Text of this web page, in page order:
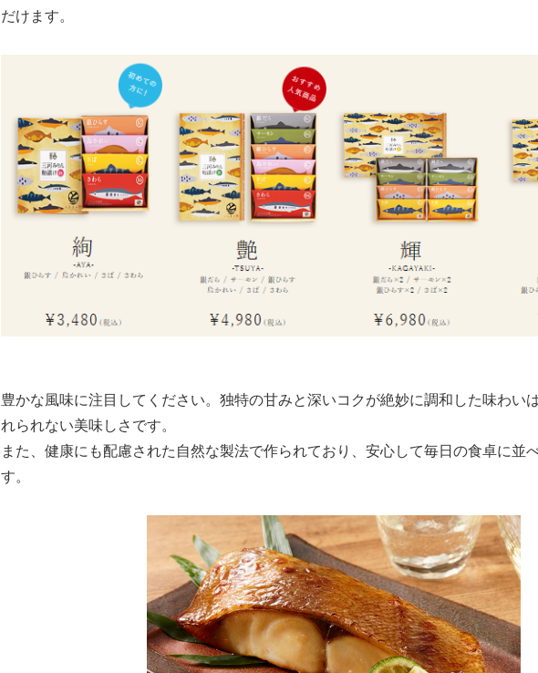
だけます。
豊かな風味に注目してください。独特の甘みと深いコクが絶妙に調和した味わい
れられない美味しさです。
また、健康にも配慮された自然な製法で作られており、安心して毎日の食卓に並
す。